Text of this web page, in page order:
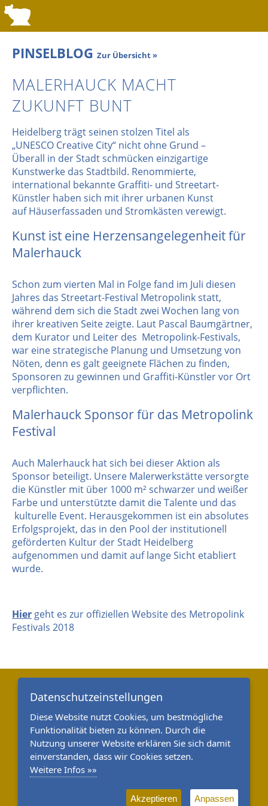
PINSELBLOG Zur Übersicht »
MALERHAUCK MACHT
ZUKUNFT BUNT
Heidelberg trägt seinen stolzen Titel als
„UNESCO Creative City“ nicht ohne Grund –
Überall in der Stadt schmücken einzigartige
Kunstwerke das Stadtbild. Renommierte,
international bekannte Graffiti- und Streetart-
Künstler haben sich mit ihrer urbanen Kunst
auf Häuserfassaden und Stromkästen verewigt.
Kunst ist eine Herzensangelegenheit für
Malerhauck
Schon zum vierten Mal in Folge fand im Juli diesen
Jahres das Streetart-Festival Metropolink statt,
während dem sich die Stadt zwei Wochen lang von
ihrer kreativen Seite zeigte. Laut Pascal Baumgärtner,
dem Kurator und Leiter des Metropolink-Festivals,
war eine strategische Planung und Umsetzung von
Nöten, denn es galt geeignete Flächen zu finden,
Sponsoren zu gewinnen und Graffiti-Künstler vor Ort
verpflichten.
Malerhauck Sponsor für das Metropolink
Festival
Auch Malerhauck hat sich bei dieser Aktion als
Sponsor beteiligt. Unsere Malerwerkstätte versorgte
die Künstler mit über 1000 m² schwarzer und weißer
Farbe und unterstützte damit die Talente und das
kulturelle Event. Herausgekommen ist ein absolutes
Erfolgsprojekt, das in den Pool der institutionell
geförderten Kultur der Stadt Heidelberg
aufgenommen und damit auf lange Sicht etabliert
wurde.
Hier geht es zur offiziellen Website des Metropolink
Festivals 2018
Datenschutzeinstellungen
Diese Website nutzt Cookies, um bestmögliche
Funktionalität bieten zu können. Durch die
Nutzung unserer Website erklären Sie sich damit
einverstanden, dass wir Cookies setzen.
Weitere Infos »»
Akzeptieren Anpassen